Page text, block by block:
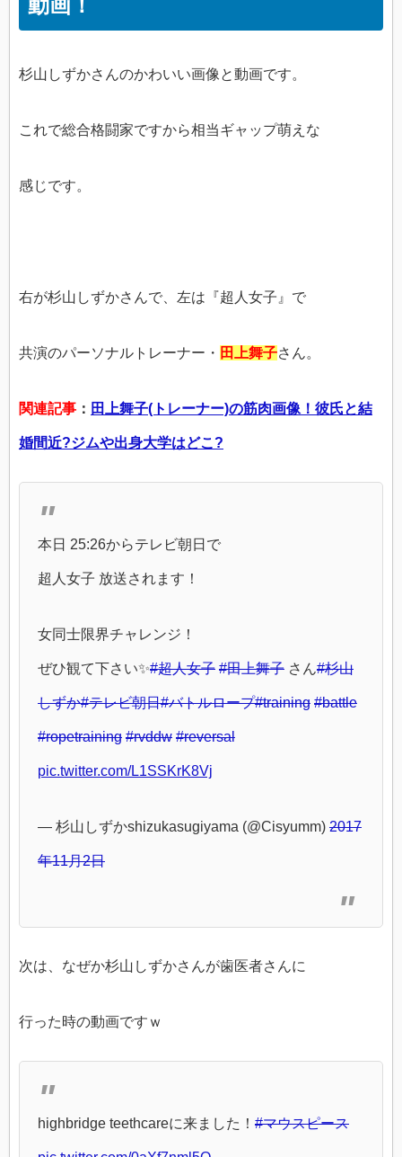
動画！
杉山しずかさんのかわいい画像と動画です。
これで総合格闘家ですから相当ギャップ萌えな
感じです。
右が杉山しずかさんで、左は『超人女子』で
共演のパーソナルトレーナー・ 田上舞子さん。
関連記事 ： 田上舞子(トレーナー)の筋肉画像！彼氏と結
婚間近?ジムや出身大学はどこ?
本日 25:26からテレビ朝日で
超人女子 放送されます！
女同士限界チャレンジ！
ぜひ観て下さい✨#超人女子 #田上舞子 さん#杉山
しずか#テレビ朝日#バトルロープ#training #battle
#ropetraining #rvddw #reversal
pic.twitter.com/L1SSKrK8Vj
— 杉山しずかshizukasugiyama (@Cisyumm) 2017
年11月2日
次は、なぜか杉山しずかさんが歯医者さんに
行った時の動画ですｗ
highbridge teethcareに来ました！ #マウスピース